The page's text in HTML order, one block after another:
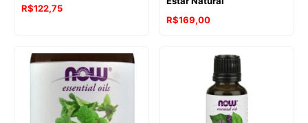
O
era:
R$130,78.
R$122,75O
é:
R$122,75.
O
R$201,50.
R$169,00O
atual
é:
R$169,00.